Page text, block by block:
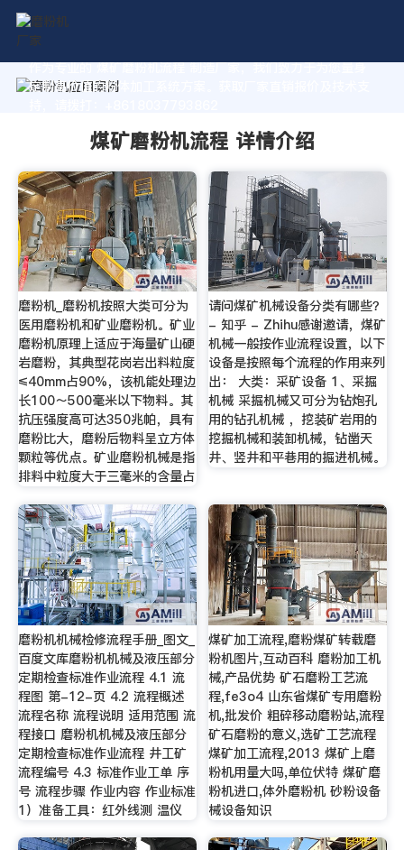
作为专业的 煤矿磨粉机流程 制造厂家，我们致力于为您量身
定制高价值的粉体加工系统方案。获取厂家直销报价及技术支
煤矿磨粉机流程 详情介绍
磨粉机_磨粉机按照大类可分为
医用磨粉机和矿业磨粉机。矿业
磨粉机原理上适应于海量矿山硬
岩磨粉，其典型花岗岩出料粒度
≤40mm占90%，该机能处理边
长100～500毫米以下物料。其
抗压强度高可达350兆帕，具有
磨粉比大，磨粉后物料呈立方体
颗粒等优点。矿业磨粉机械是指
排料中粒度大于三毫米的含量占
请问煤矿机械设备分类有哪些？
- 知乎 - Zhihu感谢邀请，煤矿
机械一般按作业流程设置，以下
设备是按照每个流程的作用来列
出： 大类：采矿设备 1、采掘
机械 采掘机械又可分为钻炮孔
用的钻孔机械 ，挖装矿岩用的
挖掘机械和装卸机械，钻凿天
井、竖井和平巷用的掘进机械。
磨粉机机械检修流程手册_图文_
百度文库磨粉机机械及液压部分
定期检查标准作业流程 4.1 流
程图 第-12-页 4.2 流程概述
流程名称 流程说明 适用范围 流
程接口 磨粉机机械及液压部分
定期检查标准作业流程 井工矿
流程编号 4.3 标准作业工单 序
号 流程步骤 作业内容 作业标准
1）准备工具：红外线测 温仪
煤矿加工流程,磨粉煤矿转载磨
粉机图片,互动百科 磨粉加工机
械,产品优势 矿石磨粉工艺流
程,fe3o4 山东省煤矿专用磨粉
机,批发价 粗碎移动磨粉站,流程
矿石磨粉的意义,选矿工艺流程
煤矿加工流程,2013 煤矿上磨
粉机用量大吗,单位伏特 煤矿磨
粉机进口,体外磨粉机 砂粉设备
械设备知识